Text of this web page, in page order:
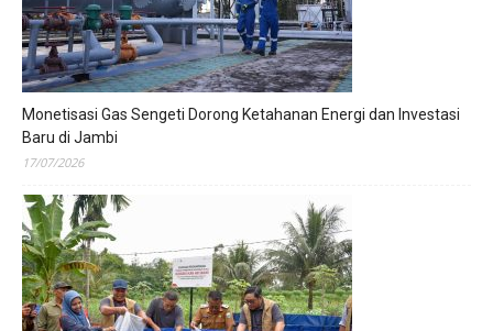
Monetisasi Gas Sengeti Dorong Ketahanan Energi dan Investasi
Baru di Jambi
17/07/2026